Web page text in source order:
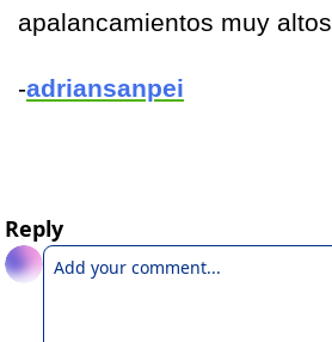
apalancamientos muy altos
-adriansanpei
Reply